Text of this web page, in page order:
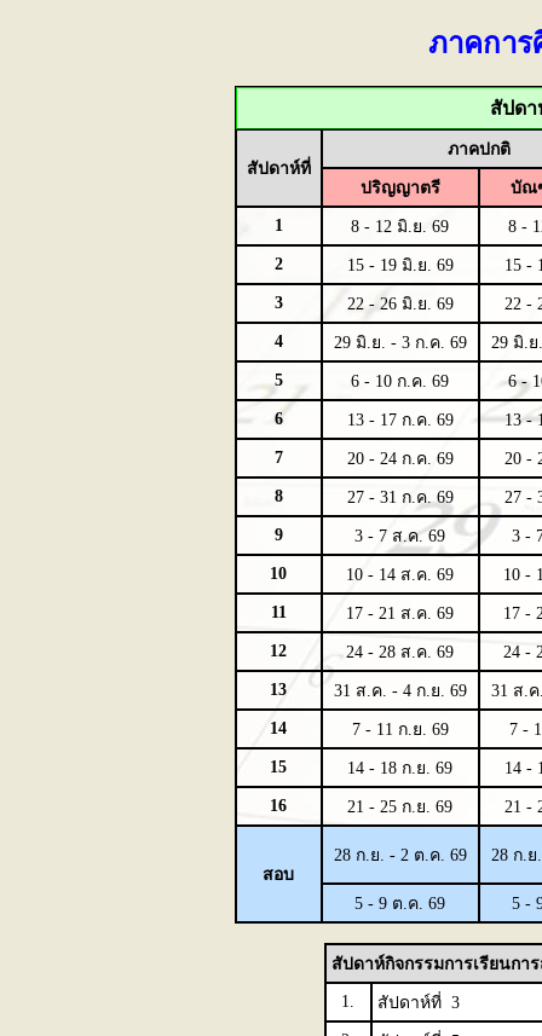
ภาคกา
สัปดา
สัปดาห์ที่
ภาคปกติ
ปริญญาตรี บัณ
1 8 - 12 มิ.ย. 69 8 -
2 15 - 19 มิ.ย. 69 15 -
3 22 - 26 มิ.ย. 69 22 -
4 29 มิ.ย. - 3 ก.ค. 69 29 มิ.ย
5 6 - 10 ก.ค. 69 6 -
6 13 - 17 ก.ค. 69 13 -
7 20 - 24 ก.ค. 69 20 -
8 27 - 31 ก.ค. 69 27 -
9 3 - 7 ส.ค. 69 3 -
10 10 - 14 ส.ค. 69 10 -
11 17 - 21 ส.ค. 69 17 -
12 24 - 28 ส.ค. 69 24 -
13 31 ส.ค. - 4 ก.ย. 69 31 ส.ค
14 7 - 11 ก.ย. 69 7 -
15 14 - 18 ก.ย. 69 14 -
16 21 - 25 ก.ย. 69 21 -
สอบ
28 ก.ย. - 2 ต.ค. 69 28 ก.ย
5 - 9 ต.ค. 69 5 -
สัปดาห์กิจกรรมการเรียนก
1. สัปดาห์ที่ 3